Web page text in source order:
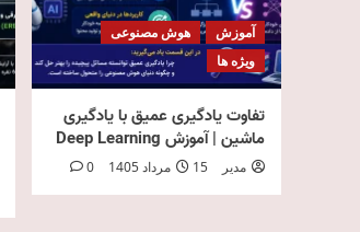
آموزش
هوش مصنوعی
ویژه ها
تفاوت یادگیری عمیق با یادگیری
ماشین | آموزش Deep Learning
مدیر 15 مرداد 1405 0